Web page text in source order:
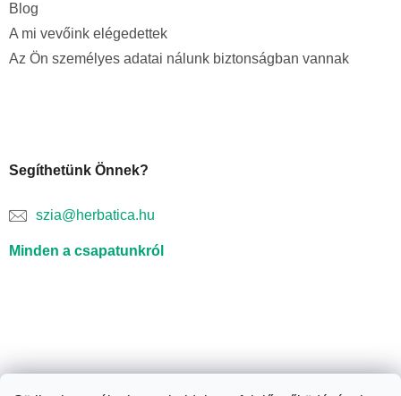
Blog
A mi vevőink elégedettek
Az Ön személyes adatai nálunk biztonságban vannak
Segíthetünk Önnek?
szia@herbatica.hu
Minden a csapatunkról